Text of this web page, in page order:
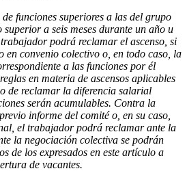
funciones superiores a las del grupo
a seis meses durante un año u
podrá reclamar el ascenso, si
en convenio colectivo o, en todo caso, la
a las funciones por él
en materia de ascensos aplicables
de reclamar la diferencia salarial
serán acumulables. Contra la
informe del comité o, en su caso,
el trabajador podrá reclamar ante la
la negociación colectiva se podrán
de los expresados en este artículo a
de vacantes.